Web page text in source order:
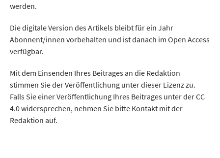
werden.
Die digitale Version des Artikels bleibt für ein Jahr
Abonnent/innen vorbehalten und ist danach im Open Access
verfügbar.
Mit dem Einsenden Ihres Beitrages an die Redaktion
stimmen Sie der Veröffentlichung unter dieser Lizenz zu.
Falls Sie einer Veröffentlichung Ihres Beitrages unter der CC
4.0 widersprechen, nehmen Sie bitte Kontakt mit der
Redaktion auf.